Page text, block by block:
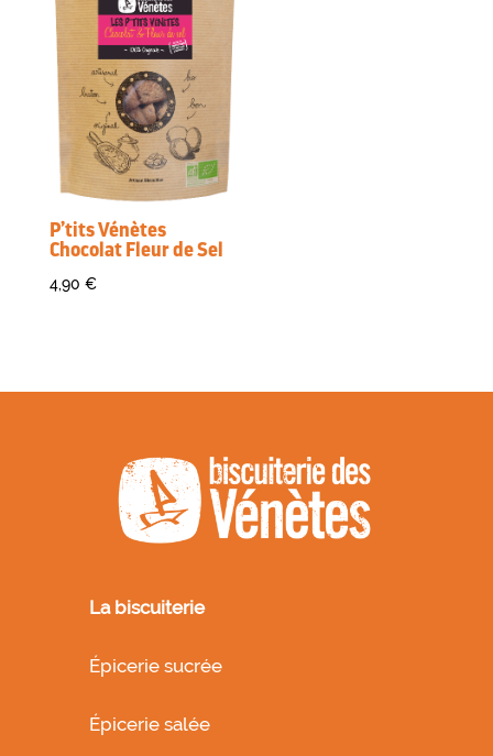
P’tits Vénètes
Chocolat Fleur de Sel
4,90 €
La biscuiterie
Épicerie sucrée
Épicerie salée